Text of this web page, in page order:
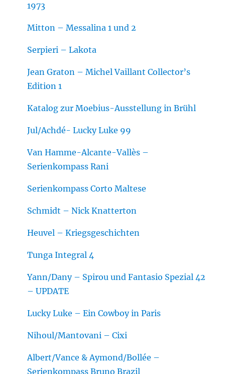
1973
Mitton – Messalina 1 und 2
Serpieri – Lakota
Jean Graton – Michel Vaillant Collector’s
Edition 1
Katalog zur Moebius-Ausstellung in Brühl
Jul/Achdé- Lucky Luke 99
Van Hamme-Alcante-Vallès –
Serienkompass Rani
Serienkompass Corto Maltese
Schmidt – Nick Knatterton
Heuvel – Kriegsgeschichten
Tunga Integral 4
Yann/Dany – Spirou und Fantasio Spezial 42
– UPDATE
Lucky Luke – Ein Cowboy in Paris
Nihoul/Mantovani – Cixi
Albert/Vance & Aymond/Bollée –
Serienkompass Bruno Brazil